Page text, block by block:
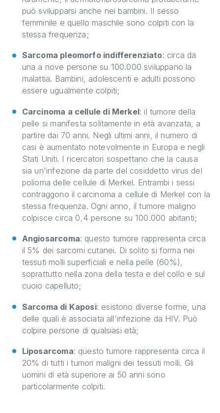
può svilupparsi anche nei bambini. Il sesso
femminile e quello maschile sono colpiti con la
stessa frequenza;
Sarcoma pleomorfo indifferenziato: circa da
una a nove persone su 100.000 sviluppano la
malattia. Bambini, adolescenti e adulti possono
essere ugualmente colpiti;
Carcinoma a cellule di Merkel: il tumore della
pelle si manifesta solitamente in età avanzata, a
partire dai 70 anni. Negli ultimi anni, il numero di
casi è aumentato notevolmente in Europa e negli
Stati Uniti. I ricercatori sospettano che la causa
sia un'infezione da parte del cosiddetto virus del
polioma delle cellule di Merkel. Entrambi i sessi
contraggono il carcinoma a cellule di Merkel con la
stessa frequenza. Ogni anno, il tumore maligno
colpisce circa 0,4 persone su 100.000 abitanti;
Angiosarcoma: questo tumore rappresenta circa
il 5% dei sarcomi cutanei. Di solito si forma nei
tessuti molli superficiali e nella pelle (60%),
soprattutto nella zona della testa e del collo e sul
cuoio capelluto;
Sarcoma di Kaposi: esistono diverse forme, una
delle quali è associata all'infezione da HIV. Può
colpire persone di qualsiasi età;
Liposarcoma: questo tumore rappresenta circa il
20% di tutti i tumori maligni dei tessuti molli. Gli
uomini di età superiore ai 50 anni sono
particolarmente colpiti.